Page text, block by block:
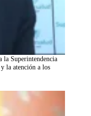
la Superintendencia
la atención a los